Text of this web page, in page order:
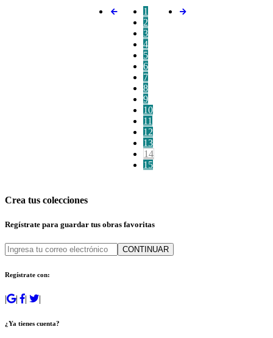
1
2
3
4
5
6
7
8
9
10
11
12
13
14
15
Crea tus colecciones
Regístrate para guardar tus obras favoritas
CONTINUAR
Regístrate con:
| | | |
¿Ya tienes cuenta?